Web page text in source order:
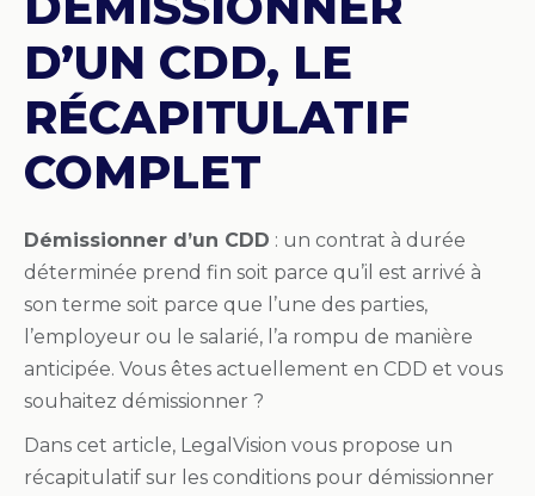
D’UN CDD, LE
RÉCAPITULATIF
COMPLET
Démissionner d’un CDD : un contrat à durée
déterminée prend fin soit parce qu’il est arrivé à
son terme soit parce que l’une des parties,
l’employeur ou le salarié, l’a rompu de manière
anticipée. Vous êtes actuellement en CDD et vous
souhaitez démissionner ?
Dans cet article, LegalVision vous propose un
récapitulatif sur les conditions pour démissionner